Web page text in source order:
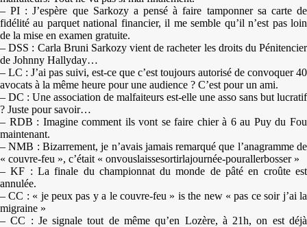
– PI : J’espère que Sarkozy a pensé à faire tamponner sa carte de
fidélité au parquet national financier, il me semble qu’il n’est pas loin
de la mise en examen gratuite.
– DSS : Carla Bruni Sarkozy vient de racheter les droits du Pénitencier
de Johnny Hallyday…
– LC : J’ai pas suivi, est-ce que c’est toujours autorisé de convoquer 40
avocats à la même heure pour une audience ? C’est pour un ami.
– DC : Une association de malfaiteurs est-elle une asso sans but lucratif
? Juste pour savoir…
– RDB : Imagine comment ils vont se faire chier à 6 au Puy du Fou
maintenant.
– NMB : Bizarrement, je n’avais jamais remarqué que l’anagramme de
« couvre-feu », c’était « onvouslaissesortirlajournée-pourallerbosser »
– KF : La finale du championnat du monde de pâté en croûte est
annulée.
– CC : « je peux pas y a le couvre-feu » is the new « pas ce soir j’ai la
migraine »
– CC : Je signale tout de même qu’en Lozère, à 21h, on est déjà